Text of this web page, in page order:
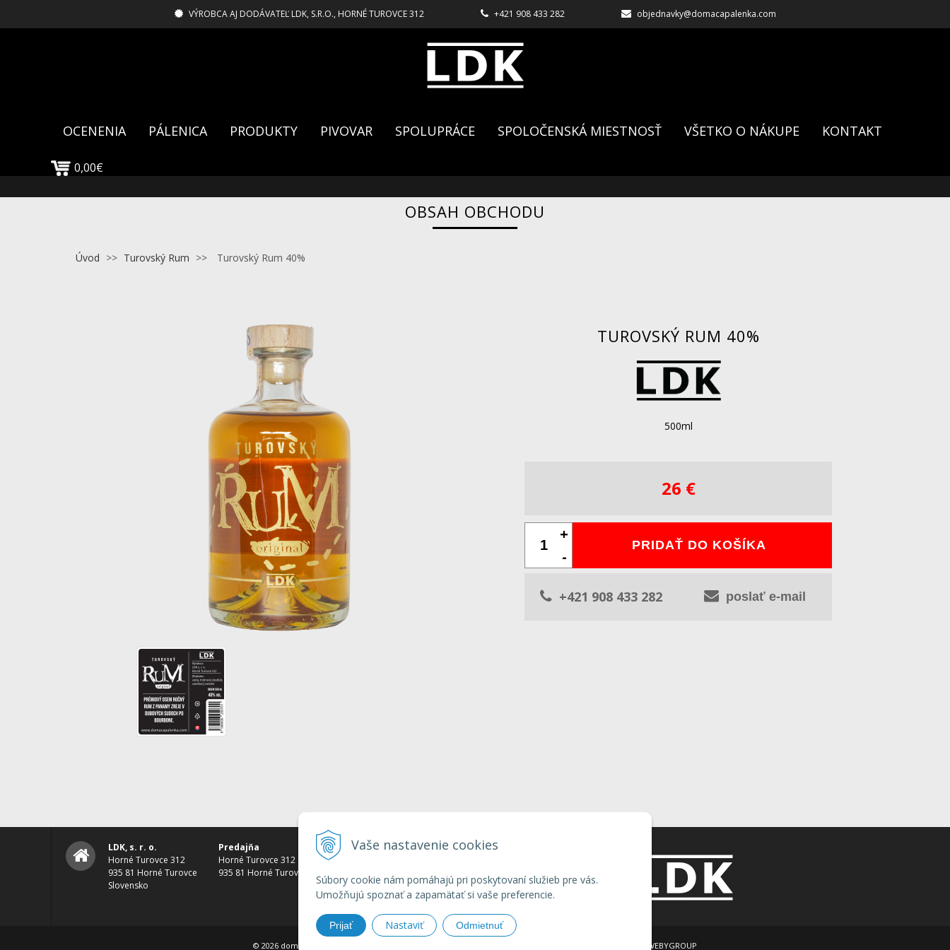
Vaše nastavenie cookies
Súbory cookie nám pomáhajú pri poskytovaní služieb pre vás.
Umožňujú spoznať a zapamätať si vaše preferencie.
Prijať Nastaviť Odmietnuť
VÝROBCA AJ DODÁVATEĽ LDK, S.R.O., HORNÉ TUROVCE 312 +421 908 433 282 objednavky@domacapalenka.com
OCENENIA PÁLENICA PRODUKTY PIVOVAR SPOLUPRÁCE SPOLOČENSKÁ MIESTNOSŤ VŠETKO O NÁKUPE KONTAKT
0,00€
OBSAH OBCHODU
Úvod >> Turovský Rum >> Turovský Rum 40%
TUROVSKÝ RUM 40%
500ml
26 €
PRIDAŤ DO KOŠÍKA
+
-
+421 908 433 282 poslať e-mail
LDK, s. r. o.
Horné Turovce 312
935 81 Horné Turovce
Slovensko
Predajňa
Horné Turovce 312
935 81 Horné Turovce
INFO LINKA
© 2026 domacapalenka.com all rights reserved • tvorba eshopu cez UNIobchod, webhosting spoločnosti WEBYGROUP